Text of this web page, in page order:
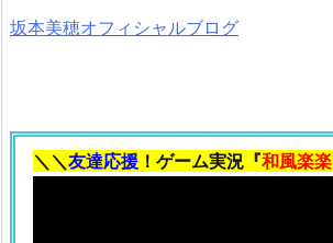
坂本美穂オフィシャルブログ
＼＼ 友達応援 ！ゲーム実況『和風楽楽